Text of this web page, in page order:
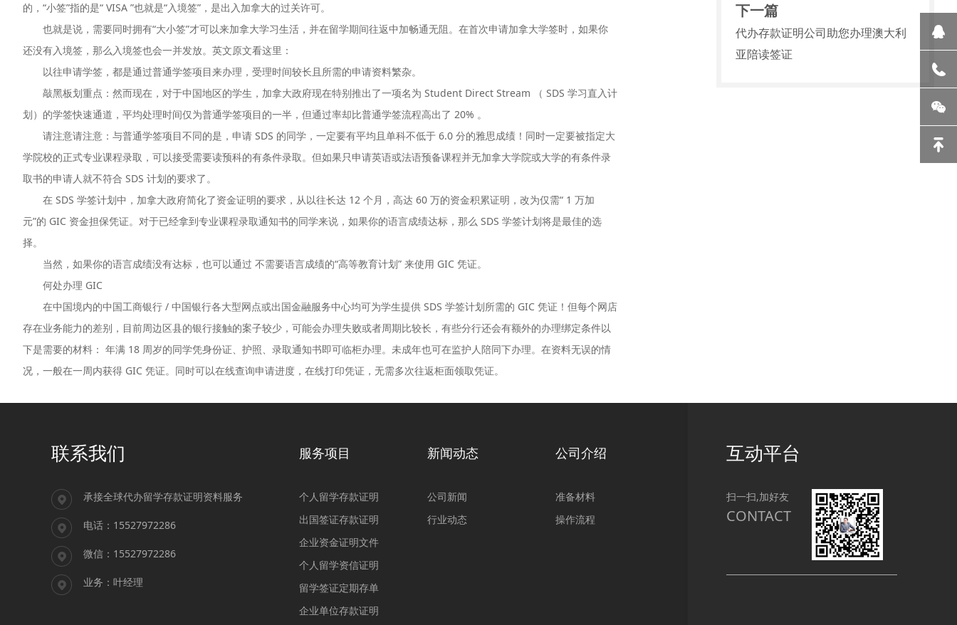
的，“小签”指的是“ VISA ”也就是“入境签”，是出入加拿大的过关许可。
也就是说，需要同时拥有“大小签”才可以来加拿大学习生活，并在留学期间往返中加畅通无阻。在首次申请加拿大学签时，如果你
还没有入境签，那么入境签也会一并发放。英文原文看这里：
以往申请学签，都是通过普通学签项目来办理，受理时间较长且所需的申请资料繁杂。
敲黑板划重点：然而现在，对于中国地区的学生，加拿大政府现在特别推出了一项名为 Student Direct Stream （ SDS 学习直入计
划）的学签快速通道，平均处理时间仅为普通学签项目的一半，但通过率却比普通学签流程高出了 20% 。
请注意请注意：与普通学签项目不同的是，申请 SDS 的同学，一定要有平均且单科不低于 6.0 分的雅思成绩！同时一定要被指定大
学院校的正式专业课程录取，可以接受需要读预科的有条件录取。但如果只申请英语或法语预备课程并无加拿大学院或大学的有条件录
取书的申请人就不符合 SDS 计划的要求了。
在 SDS 学签计划中，加拿大政府简化了资金证明的要求，从以往长达 12 个月，高达 60 万的资金积累证明，改为仅需“ 1 万加
元”的 GIC 资金担保凭证。对于已经拿到专业课程录取通知书的同学来说，如果你的语言成绩达标，那么 SDS 学签计划将是最佳的选
择。
当然，如果你的语言成绩没有达标，也可以通过 不需要语言成绩的“高等教育计划” 来使用 GIC 凭证。
何处办理 GIC
在中国境内的中国工商银行 / 中国银行各大型网点或出国金融服务中心均可为学生提供 SDS 学签计划所需的 GIC 凭证！但每个网店
存在业务能力的差别，目前周边区县的银行接触的案子较少，可能会办理失败或者周期比较长，有些分行还会有额外的办理绑定条件以
下是需要的材料： 年满 18 周岁的同学凭身份证、护照、录取通知书即可临柜办理。未成年也可在监护人陪同下办理。在资料无误的情
况，一般在一周内获得 GIC 凭证。同时可以在线查询申请进度，在线打印凭证，无需多次往返柜面领取凭证。
下一篇
代办存款证明公司助您办理澳大利
亚陪读签证
联系我们
承接全球代办留学存款证明资料服务
电话：15527972286
微信：15527972286
业务：叶经理
服务项目
个人留学存款证明
出国签证存款证明
企业资金证明文件
个人留学资信证明
留学签证定期存单
企业单位存款证明
新闻动态
公司新闻
行业动态
公司介绍
准备材料
操作流程
互动平台
扫一扫,加好友
CONTACT